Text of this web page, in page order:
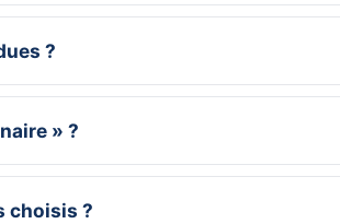
?
» ?
choisis ?